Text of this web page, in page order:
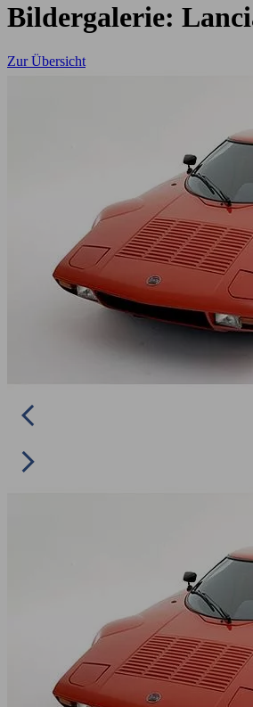
Bildergalerie:
Zur Übersicht